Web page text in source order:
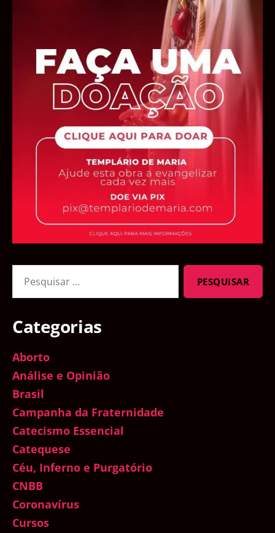
por:
Categorias
Aborto
Análise e Opinião
Brasil
Campanha da Fraternidade
Catecismo Essencial
Catequese
Céu, Inferno e Purgatório
CNBB
Coronavírus
Cursos